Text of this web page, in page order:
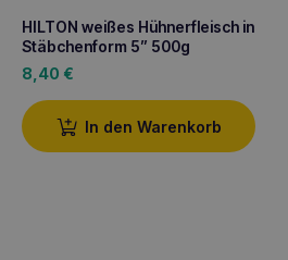
HILTON weißes Hühnerfleisch in
Stäbchenform 5” 500g
8,40 €
In den Warenkorb